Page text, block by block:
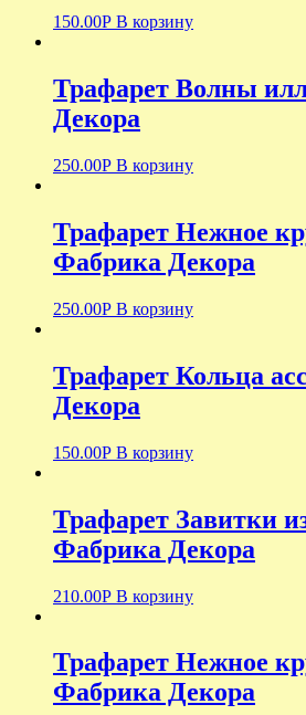
150.00Р В корзину
Трафарет Волны
Декора
250.00Р В корзину
Трафарет Нежное
Фабрика Декора
250.00Р В корзину
Трафарет Кольца
Декора
150.00Р В корзину
Трафарет Завитки
Фабрика Декора
210.00Р В корзину
Трафарет Нежное
Фабрика Декора